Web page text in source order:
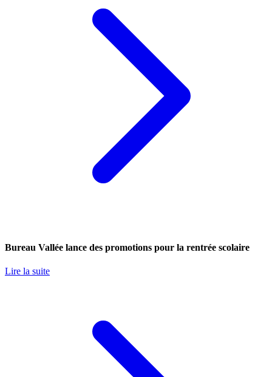
Bureau Vallée lance des promotions pour la rentrée scolaire
Lire la suite